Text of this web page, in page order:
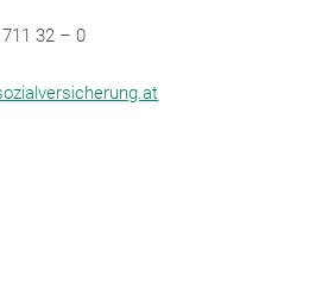
32 – 0